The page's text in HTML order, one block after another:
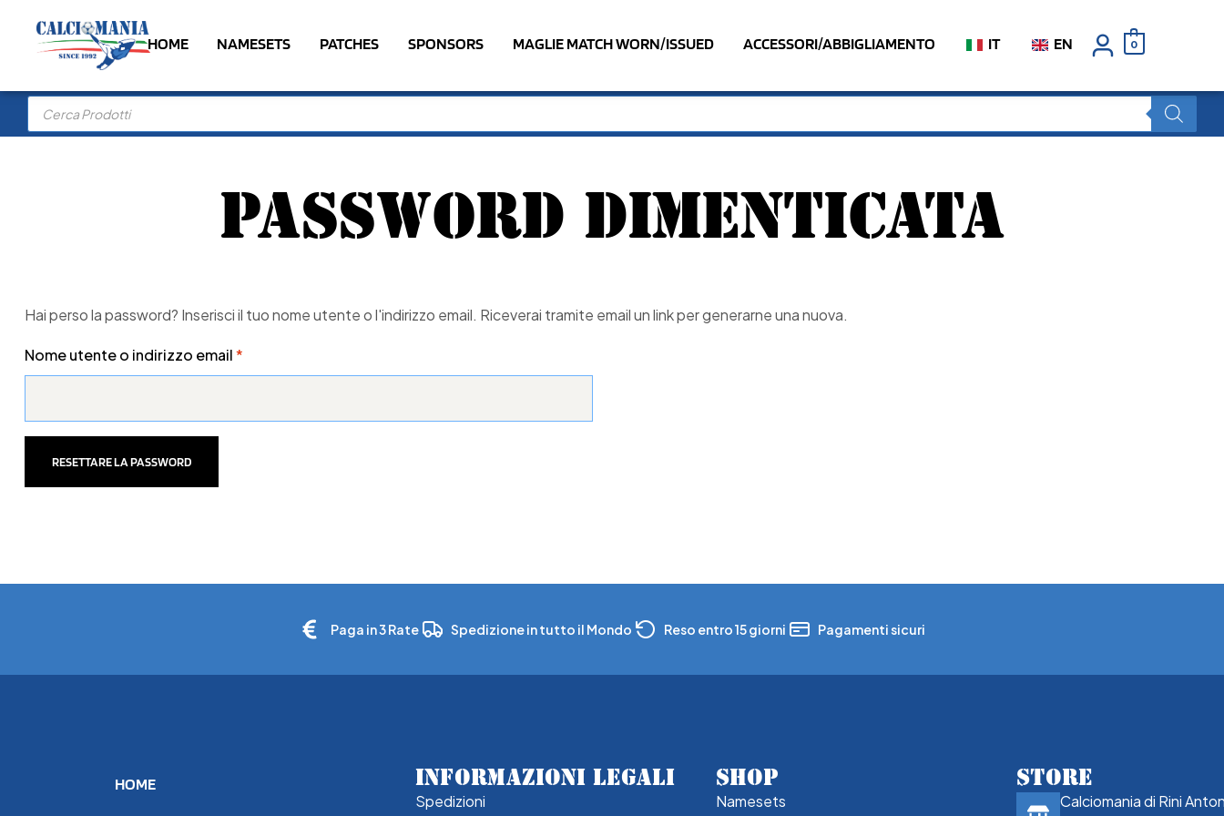
HOME NAMESETS PATCHES SPONSORS MAGLIE MATCH WORN/ISSUED ACCESSORI/ABBIGLIAMENTO IT EN 0
PASSWORD DIMENTICATA
Hai perso la password? Inserisci il tuo nome utente o l'indirizzo email. Riceverai tramite email un link per generarne una nuova.
Nome utente o indirizzo email*
RESETTARE LA PASSWORD
Paga in 3 Rate Spedizione in tutto il Mondo Reso entro 15 giorni Pagamenti sicuri
HOME
INFORMAZIONI LEGALI
Spedizioni
SHOP
Namesets
STORE
Calciomania di Rini